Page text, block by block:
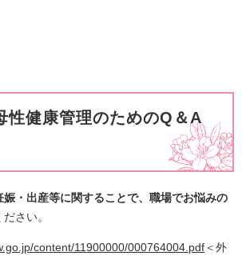
性健康管理のためのQ＆A
娠・出産等に関することで、職場でお悩みの
さい。
content/11900000/000764004.pdf＜外